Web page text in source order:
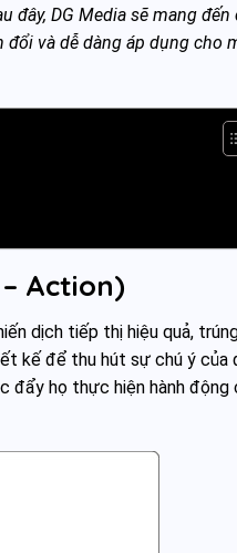
DG Media sẽ mang đến
và dễ dàng áp dụng cho
Action)
dịch tiếp thị hiệu quả,
kế để thu hút sự chú ý của
đẩy họ thực hiện hành động